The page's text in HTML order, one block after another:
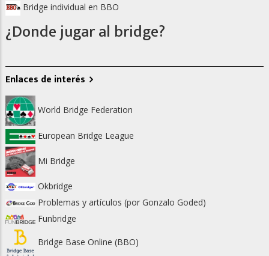
Bridge individual en BBO
¿Donde jugar al bridge?
Enlaces de interés
World Bridge Federation
European Bridge League
Mi Bridge
Okbridge
Problemas y artículos (por Gonzalo Goded)
Funbridge
Bridge Base Online (BBO)